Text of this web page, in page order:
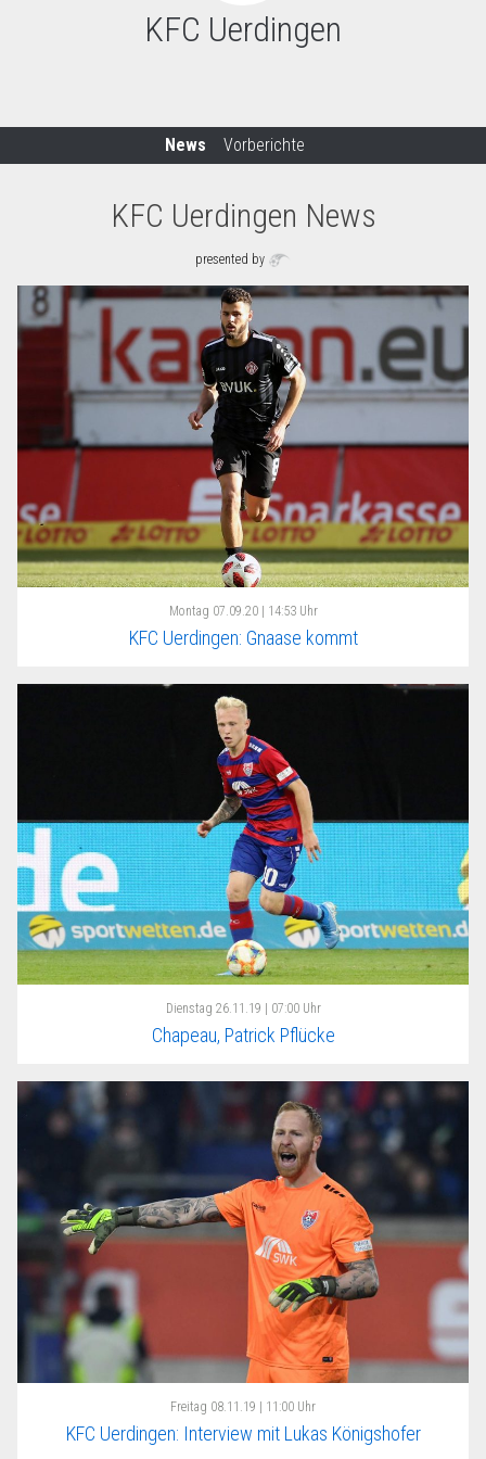
KFC Uerdingen
News Vorberichte
KFC Uerdingen News
presented by
Montag 07.09.20 | 14:53 Uhr
KFC Uerdingen: Gnaase kommt
Dienstag 26.11.19 | 07:00 Uhr
Chapeau, Patrick Pflücke
Freitag 08.11.19 | 11:00 Uhr
KFC Uerdingen: Interview mit Lukas Königshofer